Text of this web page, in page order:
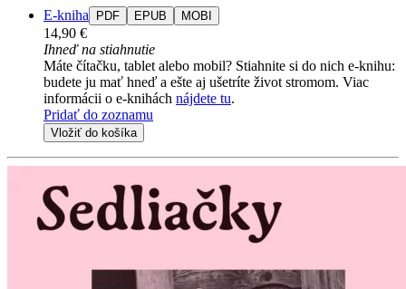
E-kniha PDF EPUB MOBI
14,90 €
Ihneď na stiahnutie
Máte čítačku, tablet alebo mobil? Stiahnite si do nich e-knihu:
budete ju mať hneď a ešte aj ušetríte život stromom. Viac
informácii o e-knihách nájdete tu.
Pridať do zoznamu
Vložiť do košíka